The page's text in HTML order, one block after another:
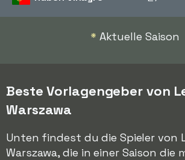
* Aktuelle Saison
Beste Vorlagengeber von
Warszawa
Unten findest du die Spieler von
Warszawa, die in einer Saison die